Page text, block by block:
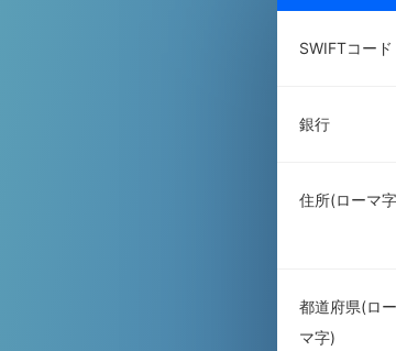
SWIFTコード
銀行
住所(ローマ
都道府県(ロー
マ字)